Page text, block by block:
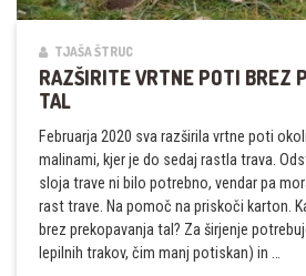
TJAŠA ŠTRUC
RAZŠIRITE VRTNE POTI BREZ
TAL
Februarja 2020 sva razširila vrtne poti
malinami, kjer je do sedaj rastla trava.
sloja trave ni bilo potrebno, vendar pa
rast trave. Na pomoč na priskoči karton.
brez prekopavanja tal? Za širjenje
lepilnih trakov, čim manj potiskan) in …